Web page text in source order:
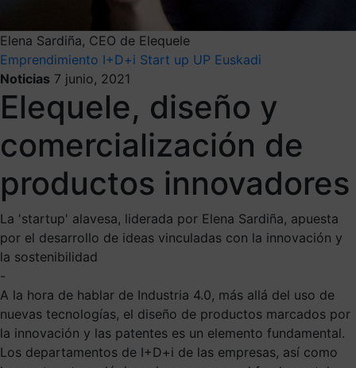
Elena Sardiña, CEO de Elequele
Emprendimiento I+D+i Start up UP Euskadi
Noticias 7 junio, 2021
Elequele, diseño y
comercialización de
productos innovadores
La 'startup' alavesa, liderada por Elena Sardiña, apuesta
por el desarrollo de ideas vinculadas con la innovación y
la sostenibilidad
-
A la hora de hablar de Industria 4.0, más allá del uso de
nuevas tecnologías, el diseño de productos marcados por
la innovación y las patentes es un elemento fundamental.
Los departamentos de I+D+i de las empresas, así como